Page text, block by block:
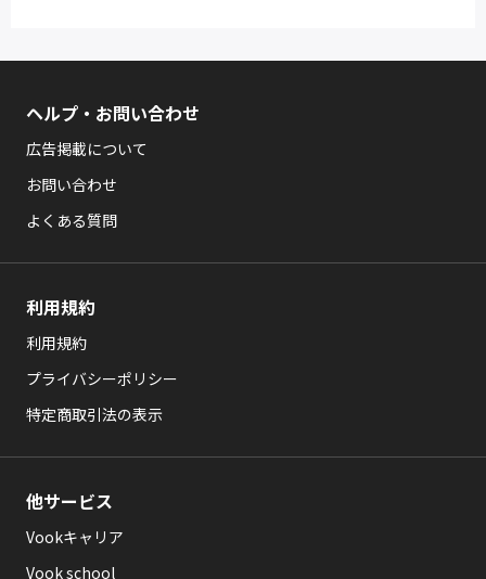
ヘルプ・お問い合わせ
広告掲載について
お問い合わせ
よくある質問
利用規約
利用規約
プライバシーポリシー
特定商取引法の表示
他サービス
Vookキャリア
Vook school